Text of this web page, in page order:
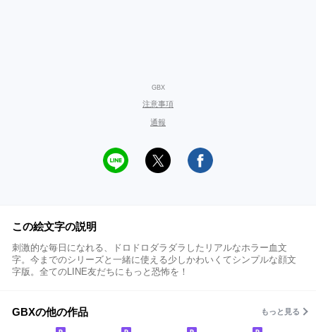
GBX
注意事項
通報
この絵文字の説明
刺激的な毎日になれる、ドロドロダラダラしたリアルなホラー血文
字。今までのシリーズと一緒に使える少しかわいくてシンプルな顔文
字版。全てのLINE友だちにもっと恐怖を！
GBXの他の作品 もっと見る